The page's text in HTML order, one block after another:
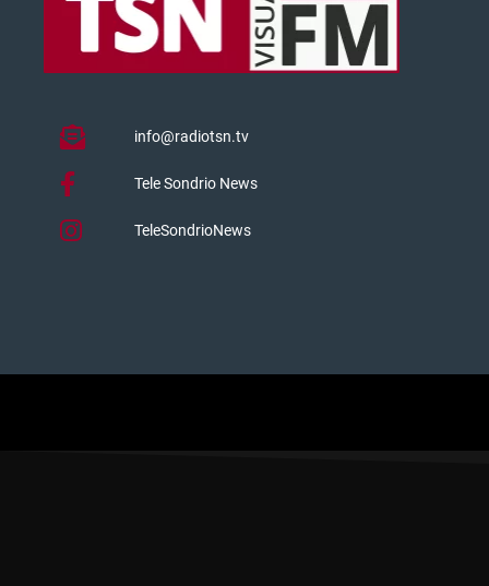
info@radiotsn.tv
Tele Sondrio News
TeleSondrioNews